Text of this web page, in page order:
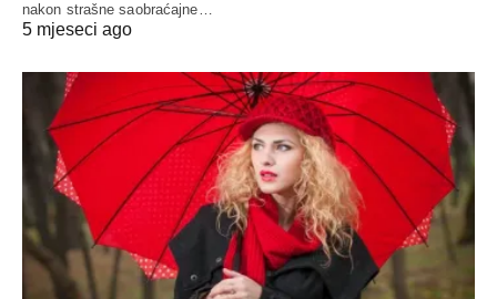
nakon strašne saobraćajne…
5 mjeseci ago